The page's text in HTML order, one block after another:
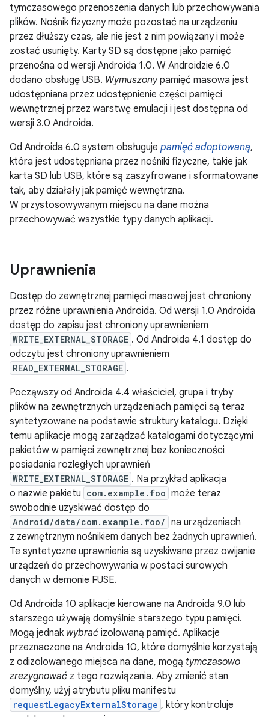
tymczasowego przenoszenia danych lub przechowywania
plików. Nośnik fizyczny może pozostać na urządzeniu
przez dłuższy czas, ale nie jest z nim powiązany i może
zostać usunięty. Karty SD są dostępne jako pamięć
przenośna od wersji Androida 1.0. W Androidzie 6.0
dodano obsługę USB. Wymuszonypamięć masowa jest
udostępniana przez udostępnienie części pamięci
wewnętrznej przez warstwę emulacji i jest dostępna od
wersji 3.0 Androida.
Od Androida 6.0 system obsługuje pamięć adoptowaną,
która jest udostępniana przez nośniki fizyczne, takie jak
karta SD lub USB, które są zaszyfrowane i sformatowane
tak, aby działały jak pamięć wewnętrzna.
W przystosowywanym miejscu na dane można
przechowywać wszystkie typy danych aplikacji.
Uprawnienia
Dostęp do zewnętrznej pamięci masowej jest chroniony
przez różne uprawnienia Androida. Od wersji 1.0 Androida
dostęp do zapisu jest chroniony uprawnieniem
WRITE_EXTERNAL_STORAGE . Od Androida 4.1 dostęp do
odczytu jest chroniony uprawnieniem
READ_EXTERNAL_STORAGE .
Począwszy od Androida 4.4 właściciel, grupa i tryby
plików na zewnętrznych urządzeniach pamięci są teraz
syntetyzowane na podstawie struktury katalogu. Dzięki
temu aplikacje mogą zarządzać katalogami dotyczącymi
pakietów w pamięci zewnętrznej bez konieczności
posiadania rozległych uprawnień
WRITE_EXTERNAL_STORAGE . Na przykład aplikacja
o nazwie pakietu com.example.foo może teraz
swobodnie uzyskiwać dostęp do
Android/data/com.example.foo/ na urządzeniach
z zewnętrznym nośnikiem danych bez żadnych uprawnień.
Te syntetyczne uprawnienia są uzyskiwane przez owijanie
urządzeń do przechowywania w postaci surowych
danych w demonie FUSE.
Od Androida 10 aplikacje kierowane na Androida 9.0 lub
starszego używają domyślnie starszego typu pamięci.
Mogą jednak wybrać izolowaną pamięć. Aplikacje
przeznaczone na Androida 10, które domyślnie korzystają
z odizolowanego miejsca na dane, mogą tymczasowo
zrezygnować z tego rozwiązania. Aby zmienić stan
domyślny, użyj atrybutu pliku manifestu
requestLegacyExternalStorage , który kontroluje